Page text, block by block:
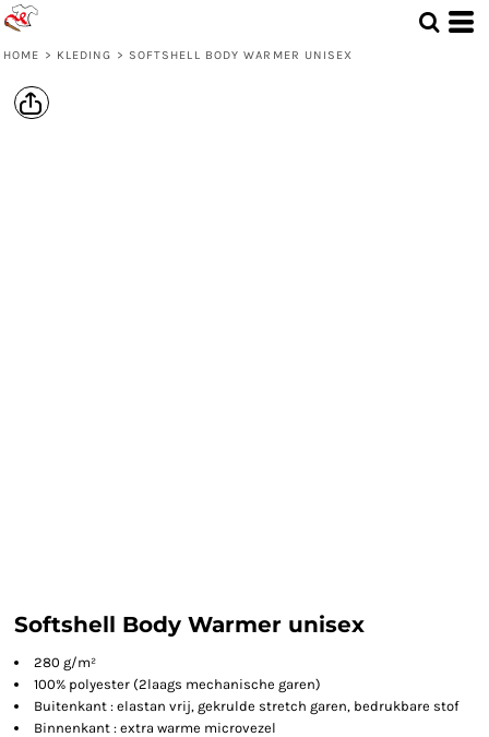
HOME > KLEDING > SOFTSHELL BODY WARMER UNISEX
Softshell Body Warmer unisex
280 g/m²
100% polyester (2laags mechanische garen)
Buitenkant : elastan vrij, gekrulde stretch garen, bedrukbare stof
Binnenkant : extra warme microvezel